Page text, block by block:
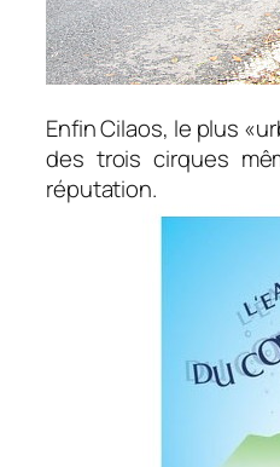
Enfin Cilaos, le plus
des trois cirques
réputation.